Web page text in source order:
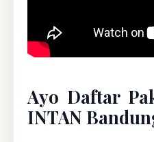
Ayo Daftar
INTAN